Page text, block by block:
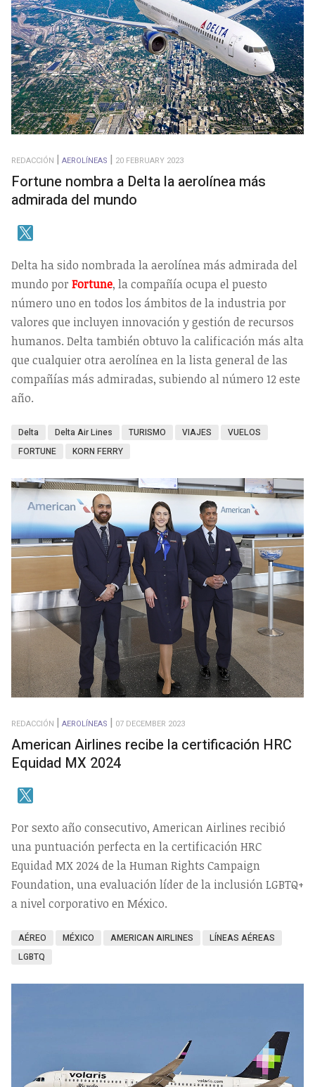
REDACCIÓN AEROLÍNEAS 20 FEBRUARY 2023
Fortune nombra a Delta la aerolínea más
admirada del mundo
Delta ha sido nombrada la aerolínea más admirada del
mundo por Fortune, la compañía ocupa el puesto
número uno en todos los ámbitos de la industria por
valores que incluyen innovación y gestión de recursos
humanos. Delta también obtuvo la calificación más alta
que cualquier otra aerolínea en la lista general de las
compañías más admiradas, subiendo al número 12 este
año.
Delta Delta Air Lines TURISMO VIAJES
VUELOS
FORTUNE
KORN FERRY
REDACCIÓN AEROLÍNEAS 07 DECEMBER 2023
American Airlines recibe la certificación HRC
Equidad MX 2024
Por sexto año consecutivo, American Airlines recibió
una puntuación perfecta en la certificación HRC
Equidad MX 2024 de la Human Rights Campaign
Foundation, una evaluación líder de la inclusión LGBTQ+
a nivel corporativo en México.
AÉREO MÉXICO AMERICAN AIRLINES
LÍNEAS AÉREAS
LGBTQ